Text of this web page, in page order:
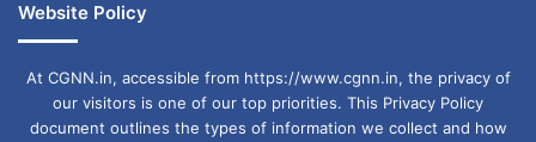
Website Policy
At CGNN.in, accessible from https://www.cgnn.in, the privacy of
our visitors is one of our top priorities. This Privacy Policy
document outlines the types of information we collect and how